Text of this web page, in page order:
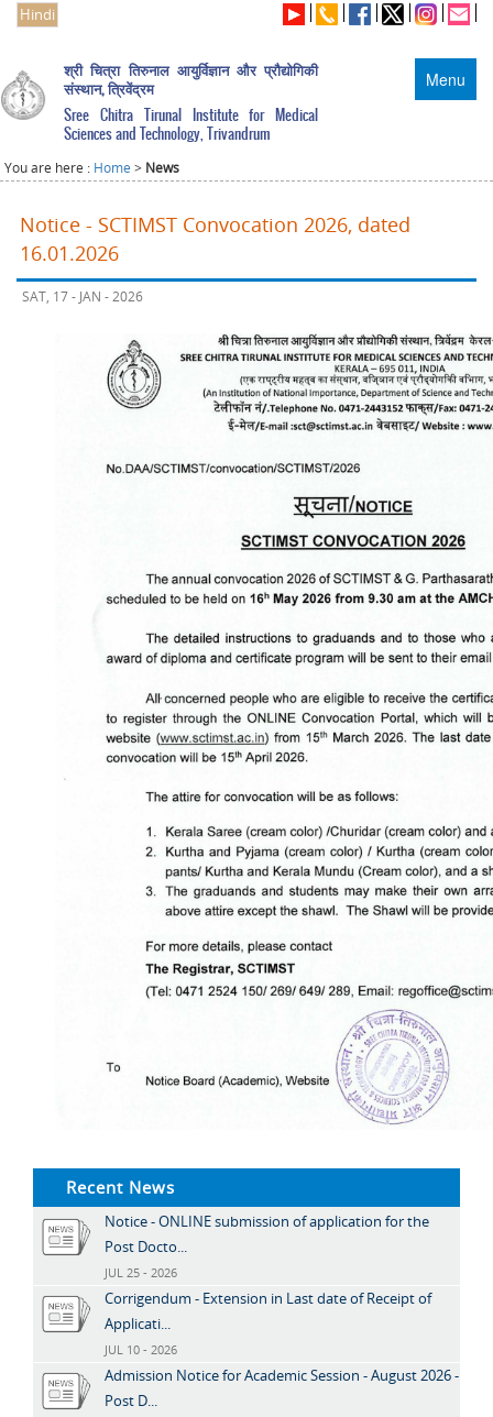
Hindi
Menu
श्री चित्रा तिरुनाल आयुर्विज्ञान और प्रौद्योगिकी
संस्थान, त्रिवेंद्रम
Sree Chitra Tirunal Institute for Medical
Sciences and Technology, Trivandrum
You are here : Home > News
Notice - SCTIMST Convocation 2026, dated
16.01.2026
SAT, 17 - JAN - 2026
Recent News
Notice - ONLINE submission of application for the
Post Docto...
JUL 25 - 2026
Corrigendum - Extension in Last date of Receipt of
Applicati...
JUL 10 - 2026
Admission Notice for Academic Session - August 2026 -
Post D...